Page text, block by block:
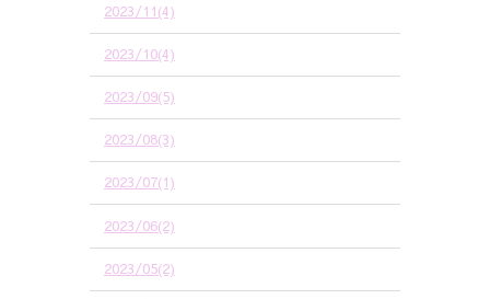
2023/11(4)
2023/10(4)
2023/09(5)
2023/08(3)
2023/07(1)
2023/06(2)
2023/05(2)